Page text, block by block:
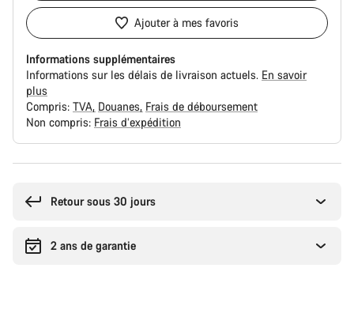
Ajouter à mes favoris
Informations supplémentaires
Informations sur les délais de livraison actuels. En savoir
plus
Compris: TVA Douanes Frais de déboursement
Non compris: Frais d’expédition
Retour sous 30 jours
2 ans de garantie